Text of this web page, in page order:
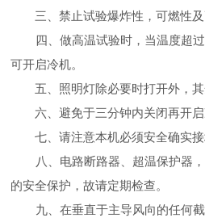
三、禁止试验爆炸性，可燃性及
四、做高温试验时，当温度超过
可开启冷机。
五、照明灯除必要时打开外，其
六、避免于三分钟内关闭再开启
七、请注意本机必须安全确实接
八、电路断路器、超温保护器，
的安全保护，故请定期检查。
九、在垂直于主导风向的任何截